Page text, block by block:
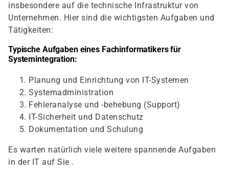
insbesondere auf die technische Infrastruktur von
Unternehmen. Hier sind die wichtigsten Aufgaben und
Tätigkeiten:
Typische Aufgaben eines Fachinformatikers für
Systemintegration:
Planung und Einrichtung von IT-Systemen
Systemadministration
Fehleranalyse und -behebung (Support)
IT-Sicherheit und Datenschutz
Dokumentation und Schulung
Es warten natürlich viele weitere spannende Aufgaben
in der IT auf Sie .